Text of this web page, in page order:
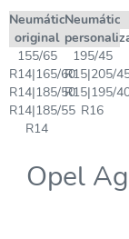
Neumático
original
Neumático
155/65
R14|165/60
R14|185/50
R14|185/55
R14
195/45
R15|205/
R15|195/
R16
Opel